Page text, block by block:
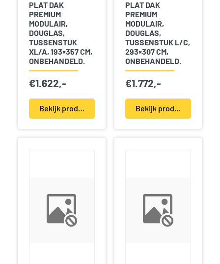
PLAT DAK
PREMIUM
MODULAIR,
DOUGLAS,
TUSSENSTUK
XL/A, 193×357 CM,
ONBEHANDELD.
€1.622,-
Bekijk product(en)
PLAT DAK
PREMIUM
MODULAIR,
DOUGLAS,
TUSSENSTUK L/C,
293×307 CM,
ONBEHANDELD.
€1.772,-
Bekijk product(en)